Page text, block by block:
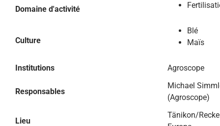
Domaine d'activité
Culture
Blé
Maïs
Institutions Agroscope
Responsables
Michael
(Agroscope)
Lieu
Tänikon/